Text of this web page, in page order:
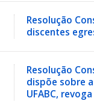
Resolução
discentes
Resolução
dispõe sobre
UFABC,